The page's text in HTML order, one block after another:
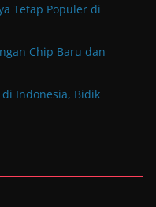
Tetap Populer di
Chip Baru dan
di Indonesia, Bidik